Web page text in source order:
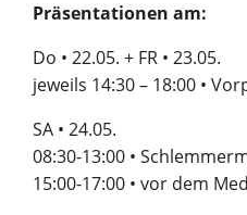
Präsentationen am:
Do • 22.05. + FR • 23.05.
jeweils 14:30 – 18:00 •
SA • 24.05.
08:30-13:00 •
15:00-17:00 • vor dem